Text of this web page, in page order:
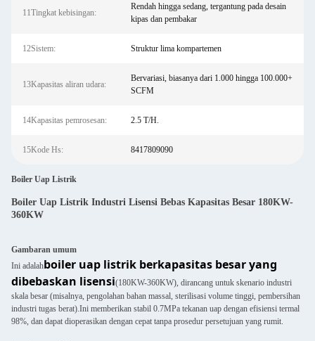
11Tingkat kebisingan:
Rendah hingga sedang, tergantung pada desain
kipas dan pembakar
12Sistem: Struktur lima kompartemen
13Kapasitas aliran udara:
Bervariasi, biasanya dari 1.000 hingga 100.000+
SCFM
14Kapasitas pemrosesan: 2.5 T/H.
15Kode Hs: 8417809090
Boiler Uap Listrik
Boiler Uap Listrik Industri Lisensi Bebas Kapasitas Besar 180KW-
360KW
Gambaran umum
Ini adalahboiler uap listrik berkapasitas besar yang
dibebaskan lisensi(180KW-360KW), dirancang untuk skenario industri
skala besar (misalnya, pengolahan bahan massal, sterilisasi volume tinggi, pembersihan
industri tugas berat).Ini memberikan stabil 0.7MPa tekanan uap dengan efisiensi termal
98%, dan dapat dioperasikan dengan cepat tanpa prosedur persetujuan yang rumit.